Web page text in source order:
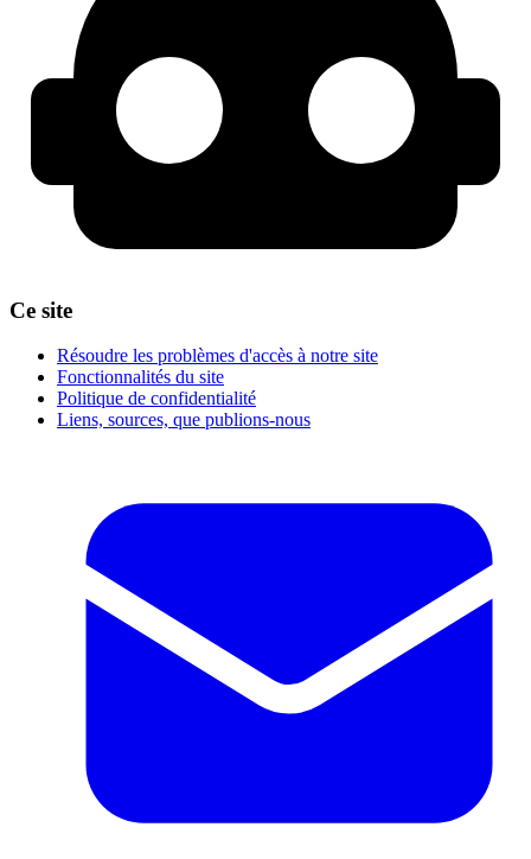
Ce site
Résoudre les problèmes d'accès à notre site
Fonctionnalités du site
Politique de confidentialité
Liens, sources, que publions-nous